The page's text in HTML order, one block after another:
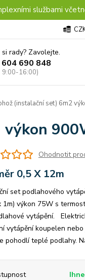
službami
rady? Zavolejte.
690 848
9:00-16:00)
(instalační set) 6m2
výkon
Ohodnotit
0,5 X 12m
set podlahového
1m) výkon 75W s
vytápění.
vytápění koupelen
pohodlí teplé podlahy.